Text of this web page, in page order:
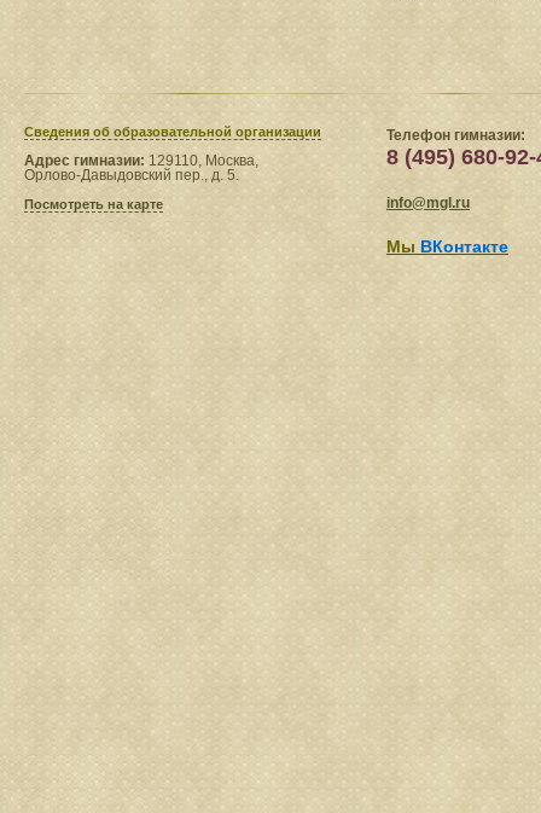
Сведения​ об образовательной организации
Адрес гимназии: 129110, Москва,
Орлово-Давыдовский пер., д. 5.
Посмотреть на карте
Телефон гимназии:
8 (495) 680-92-
info@mgl.ru
Мы ВКонтакте